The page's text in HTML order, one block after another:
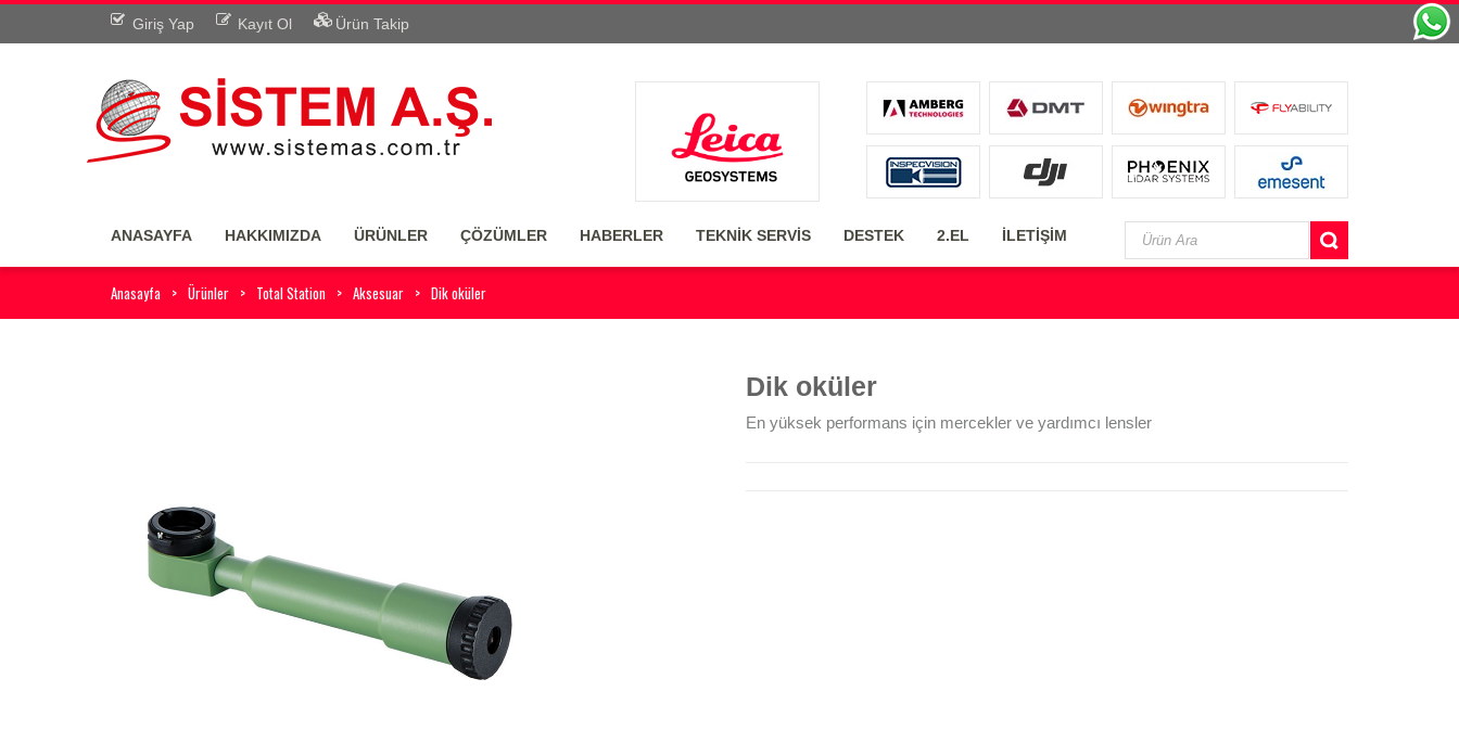
Giriş Yap Kayıt Ol Ürün Takip
ANASAYFA HAKKIMIZDA ÜRÜNLER ÇÖZÜMLER HABERLER TEKNİK SERVİS DESTEK 2.EL İLETİŞİM
Anasayfa Ürünler Total Station Aksesuar Dik oküler
Dik oküler
En yüksek performans için mercekler ve yardımcı lensler